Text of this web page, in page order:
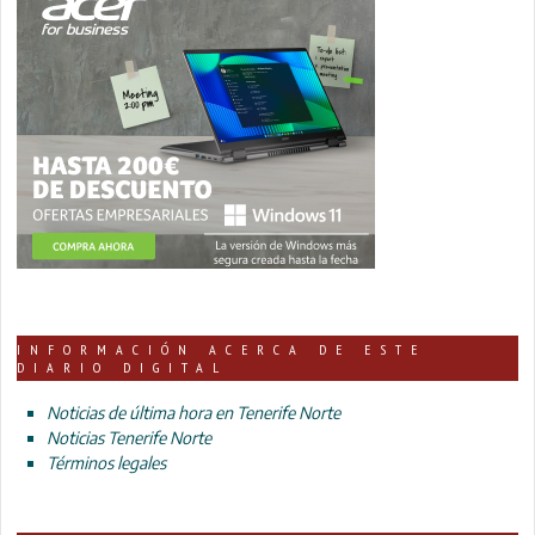
INFORMACIÓN ACERCA DE ESTE
DIARIO DIGITAL
Noticias de última hora en Tenerife Norte
Noticias Tenerife Norte
Términos legales